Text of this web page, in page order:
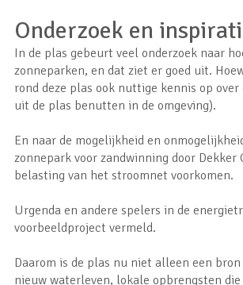
Onderzoek en
In de plas gebeurt veel onderzoek naar
zonneparken, en dat ziet er goed uit.
rond deze plas ook nuttige kennis op
uit de plas benutten in de omgeving).
En naar de mogelijkheid en
zonnepark voor zandwinning door
belasting van het stroomnet voorkomen.
Urgenda en andere spelers in de
voorbeeldproject vermeld.
Daarom is de plas nu niet alleen een
nieuw waterleven, lokale opbrengsten